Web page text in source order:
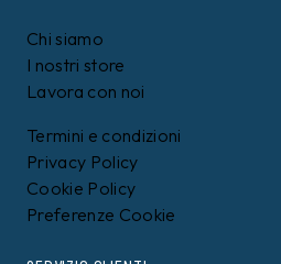
Chi siamo
I nostri store
Lavora con noi
Termini e condizioni
Privacy Policy
Cookie Policy
Preferenze Cookie